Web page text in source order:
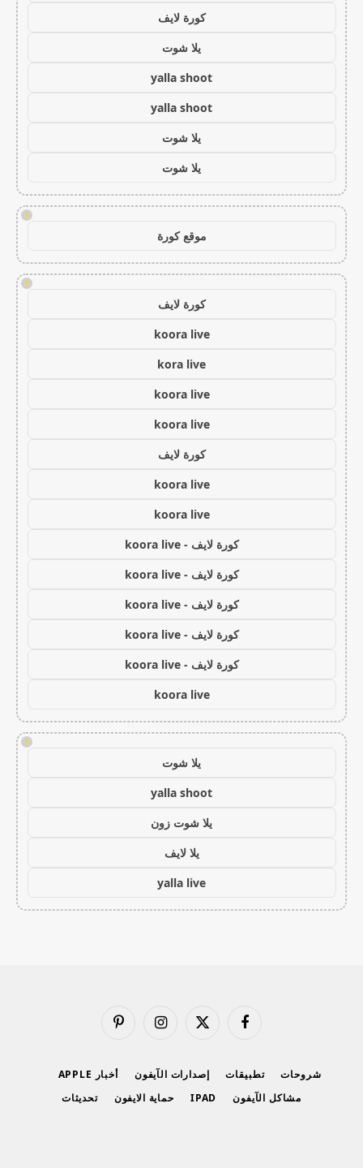
كورة لايف
يلا شوت
yalla shoot
yalla shoot
يلا شوت
يلا شوت
!
موقع كورة
!
كورة لايف
koora live
kora live
koora live
koora live
كورة لايف
koora live
koora live
كورة لايف - koora live
كورة لايف - koora live
كورة لايف - koora live
كورة لايف - koora live
كورة لايف - koora live
koora live
!
يلا شوت
yalla shoot
يلا شوت زون
يلا لايف
yalla live
فيسبوك
X
الانستغرامبينتيريست
شروحات تطبيقات إصدارات الآيفون
أخبار APPLE
مشاكل الآيفون
IPAD حماية الايفون تحديثات